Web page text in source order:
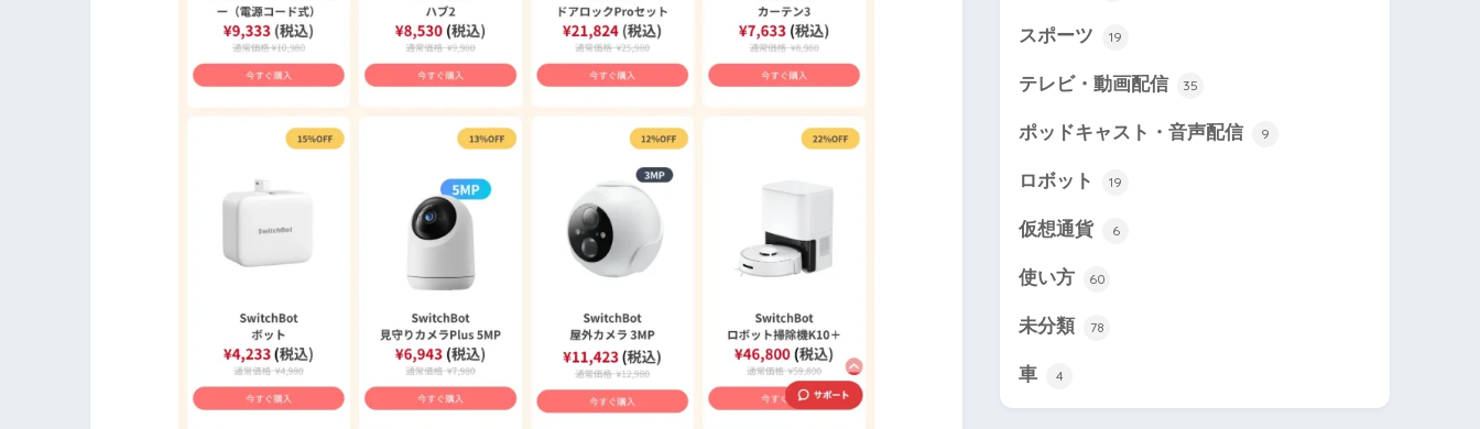
スポーツ 19
テレビ・動画配信 35
ポッドキャスト・音声配信 9
ロボット 19
仮想通貨 6
使い方 60
未分類 78
車 4